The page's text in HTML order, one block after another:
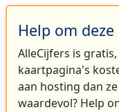
Help om
AlleCijfers is
kaartpagina's
aan hosting dan
waardevol? Help